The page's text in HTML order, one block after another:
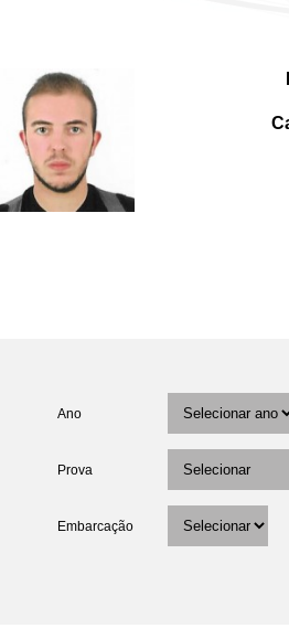
Ano
Prova
Embarcação